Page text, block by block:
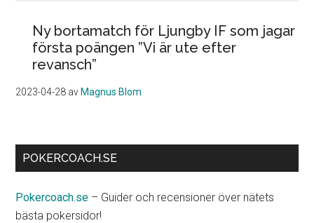
Ny bortamatch för Ljungby IF som jagar
första poängen ”Vi är ute efter
revansch”
2023-04-28 av Magnus Blom
POKERCOACH.SE
Pokercoach.se – Guider och recensioner över nätets
bästa pokersidor!